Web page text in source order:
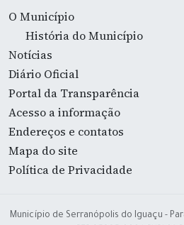
O Município
História do Município
Notícias
Diário Oficial
Portal da Transparência
Acesso a informação
Endereços e contatos
Mapa do site
Política de Privacidade
Município de Serranópolis do Iguaçu -